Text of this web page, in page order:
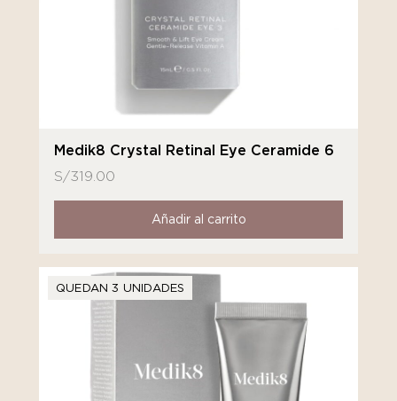
Medik8 Crystal Retinal Eye Ceramide 6
S/319.00
Añadir al carrito
QUEDAN 3 UNIDADES